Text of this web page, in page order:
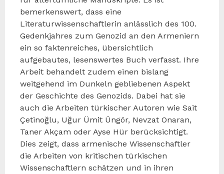
bemerkenswert, dass eine
Literaturwissenschaftlerin anlässlich des 100.
Gedenkjahres zum Genozid an den Armeniern
ein so faktenreiches, übersichtlich
aufgebautes, lesenswertes Buch verfasst. Ihre
Arbeit behandelt zudem einen bislang
weitgehend im Dunkeln gebliebenen Aspekt
der Geschichte des Genozids. Dabei hat sie
auch die Arbeiten türkischer Autoren wie Sait
Çetinoğlu, Uğur Ümit Üngör, Nevzat Onaran,
Taner Akçam oder Ayse Hür berücksichtigt.
Dies zeigt, dass armenische Wissenschaftler
die Arbeiten von kritischen türkischen
Wissenschaftlern schätzen und in ihren